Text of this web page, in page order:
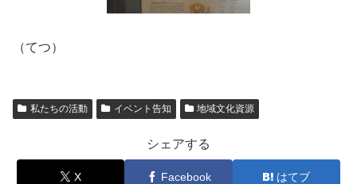
（てつ）
私たちの活動 イベント告知 地域文化資源
シェアする
X Facebook はてブ